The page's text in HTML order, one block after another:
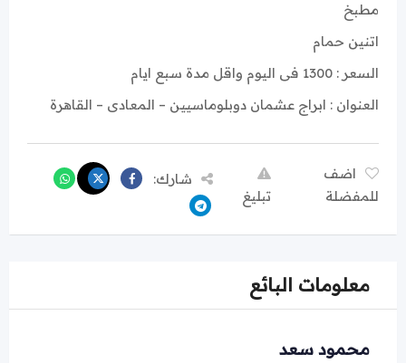
مطبخ
اتنين حمام
السعر : 1300 فى اليوم واقل مدة سبع ايام
العنوان : ابراج عشمان دوبلوماسيين – المعادى – القاهرة
اضف
للمفضلة
تبليغ
شارك:
معلومات البائع
محمود سعد